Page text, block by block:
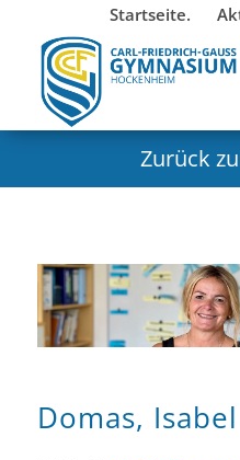
Startseite.
Zurück
Domas, Isabel